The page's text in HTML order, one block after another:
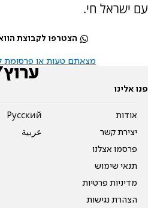
עם ישראל חי.
הצטרפו לקבוצת
מצאתם טעות או פרסומת
פנו אלינו
אודות
יצירת קשר
פרסמו אצלנו
תנאי שימוש
מדיניות פרטיות
הצהרת נגישות
Pусский
عربية